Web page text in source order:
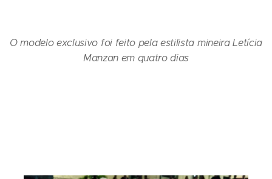
O modelo exclusivo foi feito pela estilista mineira Letícia
Manzan em quatro dias